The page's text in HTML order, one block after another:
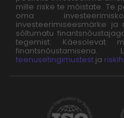
mille riske te mõistate. Te
oma
investeerimiseesmärke ja
sõltumatu
tegemist. Käesolevat
teenusetingimustest ja